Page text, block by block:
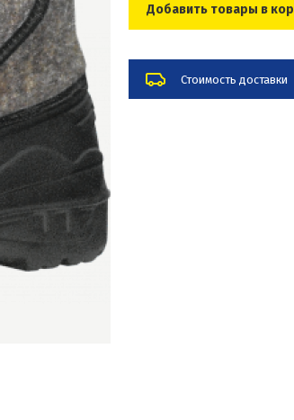
Добавить товары в
Стоимость доставки